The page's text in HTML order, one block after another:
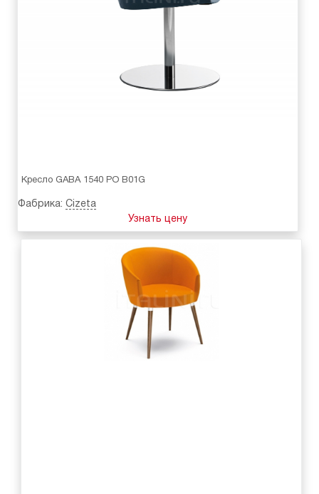
Кресло GABA 1540 PO B01G
Фабрика: Cizeta
Узнать цену